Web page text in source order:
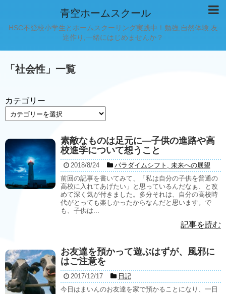
青空ホームスクール
HSC不登校小学生とホームスクーリング実践中！勉強,自然体験,友
達作り,一緒にはじめませんか？
「 社会性 」 一覧
カテゴリー
素敵なものは足元に―子供の進路や高
校進学について想うこと
2018/8/24 パラダイムシフト , 未来への展望
前回の記事を書いてみて、「私は自分の子供を普通の
高校に入れてあげたい」と思っているんだなぁ、と改
めて深く気が付きました。多分それは、自分の高校時
代がとっても楽しかったからなんだと思います。で
も、子供は...
記事を読む
お友達を預かって遊ぶはずが、風邪に
はご注意を
2017/12/17
日記
今日はまいんのお友達を家で預かることになり、一日